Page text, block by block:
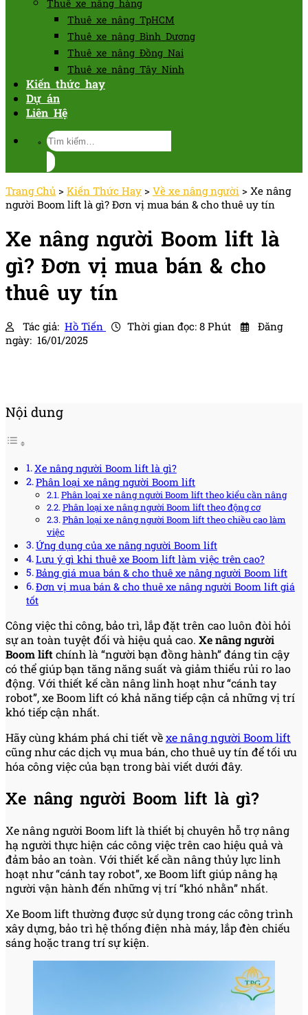
Thuê xe nâng hàng
Thuê xe nâng TpHCM
Thuê xe nâng Bình Dương
Thuê xe nâng Đồng Nai
Thuê xe nâng Tây Ninh
Kiến thức hay
Dự án
Liên Hệ
Tìm
kiếm:
Trang Chủ > Kiến Thức Hay > Về xe nâng người > Xe nâng
người Boom lift là gì? Đơn vị mua bán & cho thuê uy tín
Xe nâng người Boom lift là
gì? Đơn vị mua bán & cho
thuê uy tín
Tác giả: Hồ Tiến Thời gian đọc: 8 Phút
Đăng
ngày: 16/01/2025
Nội dung
Xe nâng người Boom lift là gì?
Phân loại xe nâng người Boom lift
Phân loại xe nâng người Boom lift theo kiểu cần nâng
Phân loại xe nâng người Boom lift theo động cơ
Phân loại xe nâng người Boom lift theo chiều cao làm
việc
Ứng dụng của xe nâng người Boom lift
Lưu ý gì khi thuê xe Boom lift làm việc trên cao?
Bảng giá mua bán & cho thuê xe nâng người Boom lift
Đơn vị mua bán & cho thuê xe nâng người Boom lift giá
tốt
Công việc thi công, bảo trì, lắp đặt trên cao luôn đòi hỏi
sự an toàn tuyệt đối và hiệu quả cao. Xe nâng người
Boom liftchính là “người bạn đồng hành” đáng tin cậy
có thể giúp bạn tăng năng suất và giảm thiểu rủi ro lao
động. Với thiết kế cần nâng linh hoạt như “cánh tay
robot”, xe Boom lift có khả năng tiếp cận cả những vị trí
khó tiếp cận nhất.
Hãy cùng khám phá chi tiết vềxe nâng người Boom lift
cũng như các dịch vụ mua bán, cho thuê uy tín để tối ưu
hóa công việc của bạn trong bài viết dưới đây.
Xe nâng người Boom lift là gì?
Xe nâng người Boom lift là thiết bị chuyên hỗ trợ nâng
hạ người thực hiện các công việc trên cao hiệu quả và
đảm bảo an toàn. Với thiết kế cần nâng thủy lực linh
hoạt như “cánh tay robot”, xe Boom lift giúp nâng hạ
người vận hành đến những vị trí “khó nhằn” nhất.
Xe Boom lift thường được sử dụng trong các công trình
xây dựng, bảo trì hệ thống điện nhà máy, lắp đèn chiếu
sáng hoặc trang trí sự kiện.